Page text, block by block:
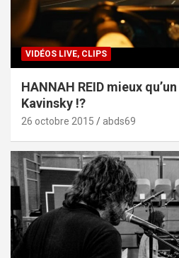
VIDÉOS LIVE, CLIPS
HANNAH REID mieux
Kavinsky !?
26 octobre 2015 abds69